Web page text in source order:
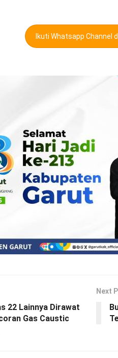
Ikuti Whatsapp Channel
22 Lainnya Dirawat
Gas Caustic
Next